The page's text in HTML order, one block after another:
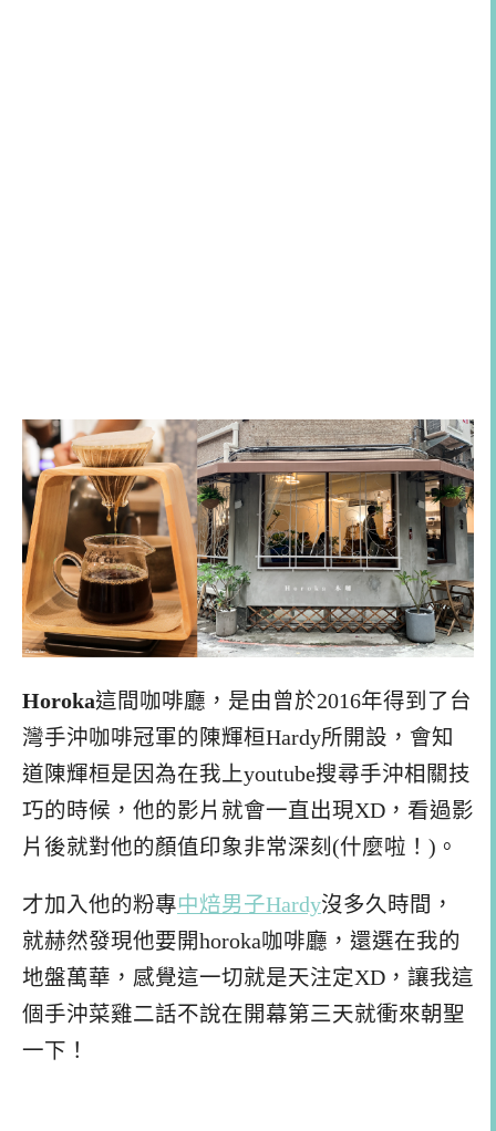
Horoka這間咖啡廳，是由曾於2016年得到了台
灣手沖咖啡冠軍的陳輝桓Hardy所開設，會知
道陳輝桓是因為在我上youtube搜尋手沖相關技
巧的時候，他的影片就會一直出現XD，看過影
片後就對他的顏值印象非常深刻(什麼啦！)。
才加入他的粉專中焙男子Hardy沒多久時間，
就赫然發現他要開horoka咖啡廳，還選在我的
地盤萬華，感覺這一切就是天注定XD，讓我這
個手沖菜雞二話不說在開幕第三天就衝來朝聖
一下！